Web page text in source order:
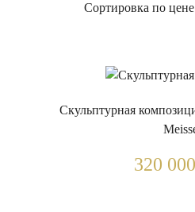
Сортировка по
Скульптурная
320